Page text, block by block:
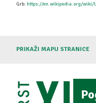
Grb: https://en.wikipedia.org/wiki/
PRIKAŽI MAPU STRANICE